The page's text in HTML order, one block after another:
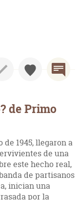
de Primo
1945, llegaron a
de una
este hecho real,
de partisanos
inician una
por la